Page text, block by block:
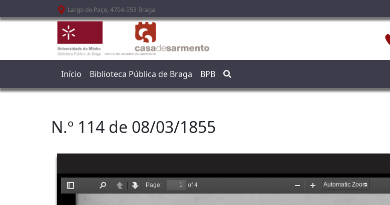
Passar para o conteúdo principal
Largo do Paço, 4704-553 Braga
Início Biblioteca Pública de Braga BPB
N.º 114 de 08/03/1855